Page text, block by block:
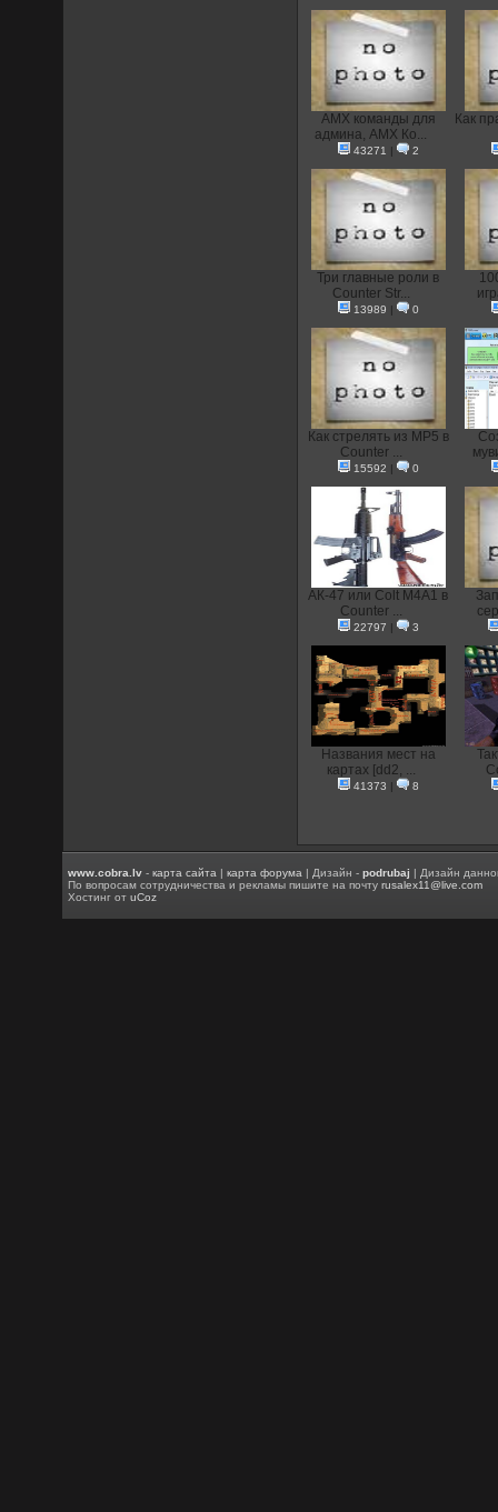
AMX команды для
админа, AMX Ко...
43271 | 2
Как
Три главные роли в
Counter Str...
13989 | 0
Как стрелять из MP5 в
Counter ...
15592 | 0
АК-47 или Colt M4A1 в
Counter ...
22797 | 3
Названия мест на
картах [dd2, ...
41373 | 8
www.cobra.lv -карта сайта |карта форума | Дизайн -podrubaj | Дизайн
По вопросам сотрудничества и рекламы пишите на почтуrusalex11@live.com
Хостинг отuCoz